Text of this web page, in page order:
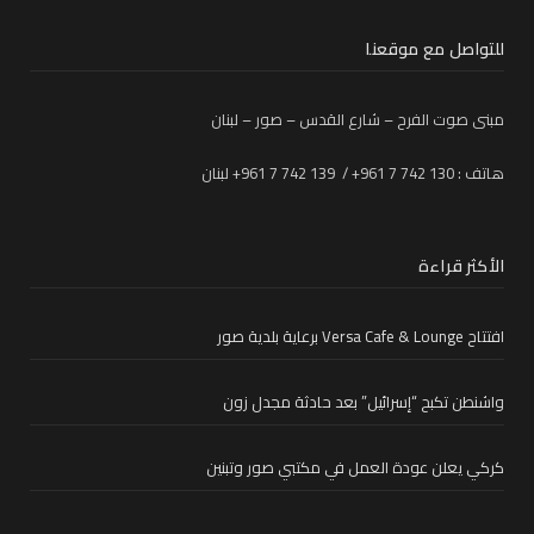
للتواصل مع موقعنا
مبنى صوت الفرح – شارع القدس – صور – لبنان
هاتف : 130 742 7 961+ / 139 742 7 961+ لبنان
الأكثر قراءة
افتتاح Versa Cafe & Lounge برعاية بلدية صور
واشنطن تكبح “إسرائيل” بعد حادثة مجدل زون
كركي يعلن عودة العمل في مكتبي صور وتبنين